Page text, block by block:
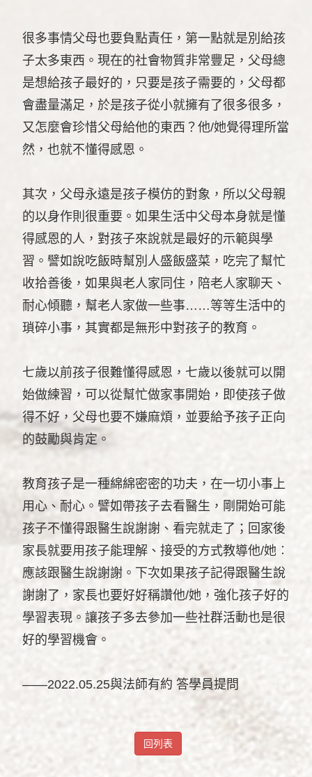
很多事情父母也要負點責任，第一點就是別給孩
子太多東西。現在的社會物質非常豐足，父母總
是想給孩子最好的，只要是孩子需要的，父母都
會盡量滿足，於是孩子從小就擁有了很多很多，
又怎麼會珍惜父母給他的東西？他/她覺得理所當
然，也就不懂得感恩。
其次，父母永遠是孩子模仿的對象，所以父母親
的以身作則很重要。如果生活中父母本身就是懂
得感恩的人，對孩子來說就是最好的示範與學
習。譬如說吃飯時幫別人盛飯盛菜，吃完了幫忙
收拾善後，如果與老人家同住，陪老人家聊天、
耐心傾聽，幫老人家做一些事……等等生活中的
瑣碎小事，其實都是無形中對孩子的教育。
七歲以前孩子很難懂得感恩，七歲以後就可以開
始做練習，可以從幫忙做家事開始，即使孩子做
得不好，父母也要不嫌麻煩，並要給予孩子正向
的鼓勵與肯定。
教育孩子是一種綿綿密密的功夫，在一切小事上
用心、耐心。譬如帶孩子去看醫生，剛開始可能
孩子不懂得跟醫生說謝謝、看完就走了；回家後
家長就要用孩子能理解、接受的方式教導他/她︰
應該跟醫生說謝謝。下次如果孩子記得跟醫生說
謝謝了，家長也要好好稱讚他/她，強化孩子好的
學習表現。讓孩子多去參加一些社群活動也是很
好的學習機會。
——2022.05.25與法師有約 答學員提問
回列表